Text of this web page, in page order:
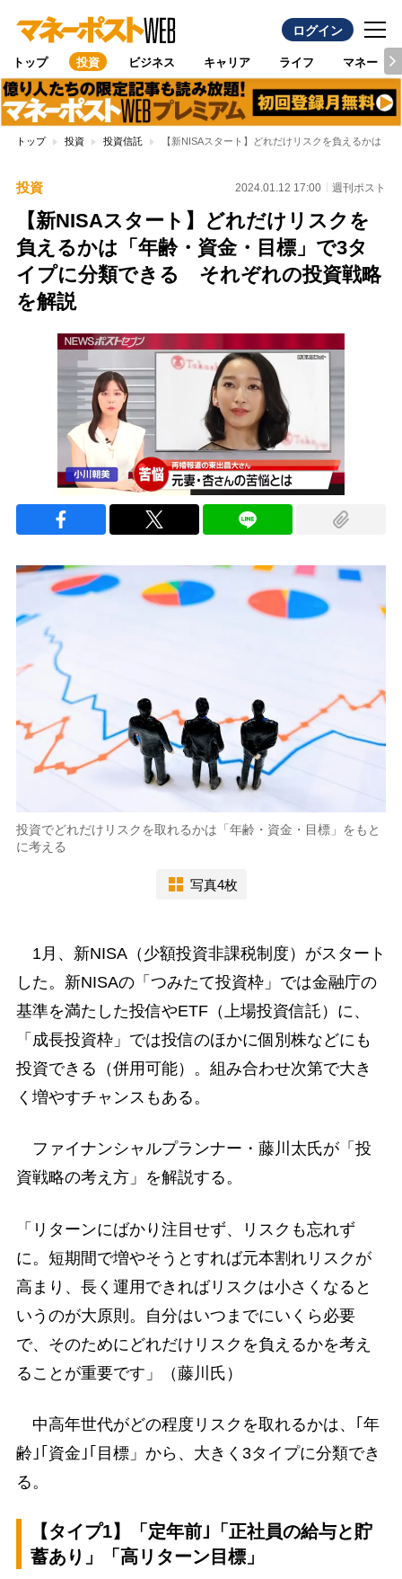
ログイン
トップ 投資 ビジネス キャリア ライフ マネー
トップ 投資 投資信託 【新NISAスタート】どれだけリスクを負えるかは
投資 2024.01.12 17:00 週刊ポスト
【新NISAスタート】どれだけリスクを
負えるかは「年齢・資金・目標」で3タ
イプに分類できる それぞれの投資戦略
を解説
投資でどれだけリスクを取れるかは「年齢・資金・目標」をもと
に考える
写真4枚
1月、新NISA（少額投資非課税制度）がスタート
した。新NISAの「つみたて投資枠」では金融庁の
基準を満たした投信やETF（上場投資信託）に、
「成長投資枠」では投信のほかに個別株などにも
投資できる（併用可能）。組み合わせ次第で大き
く増やすチャンスもある。
ファイナンシャルプランナー・藤川太氏が「投
資戦略の考え方」を解説する。
「リターンにばかり注目せず、リスクも忘れず
に。短期間で増やそうとすれば元本割れリスクが
高まり、長く運用できればリスクは小さくなると
いうのが大原則。自分はいつまでにいくら必要
で、そのためにどれだけリスクを負えるかを考え
ることが重要です」（藤川氏）
中高年世代がどの程度リスクを取れるかは、｢年
齢｣｢資金｣｢目標」から、大きく3タイプに分類でき
る。
【タイプ1】「定年前｣「正社員の給与と貯
蓄あり」「高リターン目標」